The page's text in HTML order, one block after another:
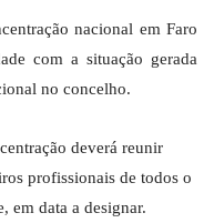
nacional em Faro
com a situação gerada
no concelho.
deverá reunir
profissionais de todos o
em data a designar.